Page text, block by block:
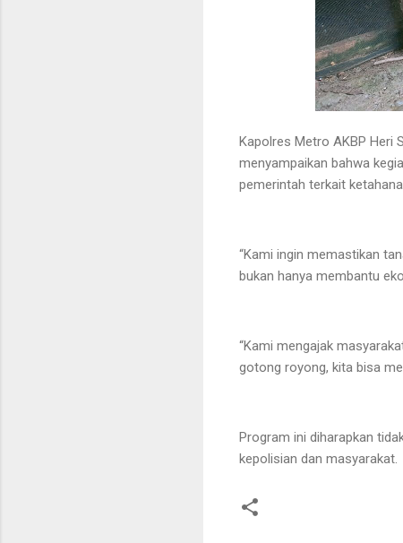
Kapolres Metro AKBP Heri
menyampaikan bahwa
pemerintah terkait
“Kami ingin memastikan
bukan hanya membantu
“Kami mengajak
gotong royong, kita bisa
Program ini diharapkan
kepolisian dan masyarakat.